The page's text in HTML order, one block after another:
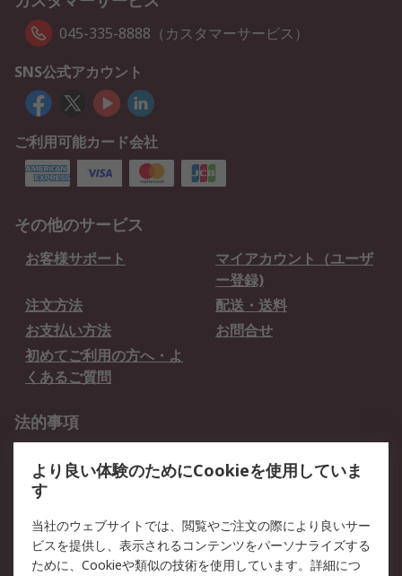
045-335-8888（カスタマーサービス）
SNS公式アカウント
ご利用可能カード会社
その他のサービス
お客様サポート
マイアカウント（ユーザ
ー登録)
注文方法
配送・送料
お支払い方法
お問合せ
初めてご利用の方へ・よ
くあるご質問
法的事項
クッキーポリシー
RSについて
会社概要
採用情報
より良い体験のためにCookieを使用していま
す
当社のウェブサイトでは、閲覧やご注文の際により良いサー
ビスを提供し、表示されるコンテンツをパーソナライズする
ために、Cookieや類似の技術を使用しています。詳細につ